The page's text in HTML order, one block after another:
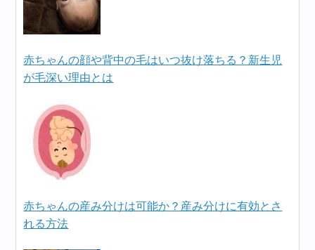
赤ちゃんの顔や背中の毛はいつ抜け落ちる？新生児
が毛深い理由とは
赤ちゃんの産み分けは可能か？産み分けに有効とさ
れる方法